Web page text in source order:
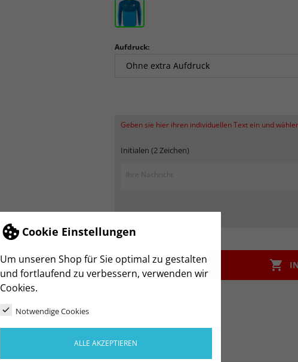
Cookie Einstellungen
Um unseren Shop für Sie optimal zu gestalten
und fortlaufend zu verbessern, verwenden wir
Cookies.
Notwendige Cookies
ALLE AKZEPTIEREN
Aufdruck:
Geben sie hier ihren individuellen Text ein und
Initialen (2 Zeichen)
- + 